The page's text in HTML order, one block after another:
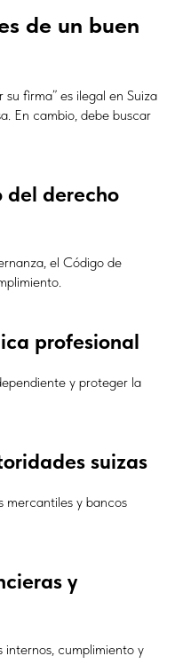
de un buen
firma” es ilegal en Suiza
En cambio, debe buscar
del derecho
el Código de
profesional
y proteger la
suizas
mercantiles y bancos
y
internos, cumplimiento y